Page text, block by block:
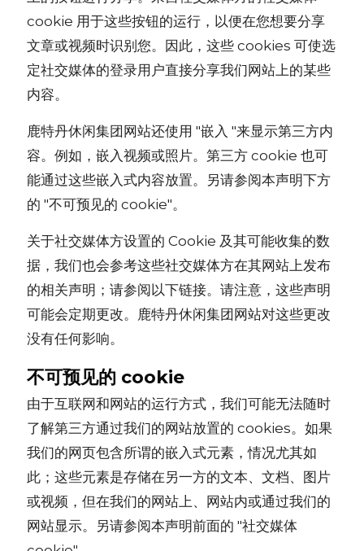
cookie 用于这些按钮的运行，以便在您想要分享
文章或视频时识别您。因此，这些 cookies 可使选
定社交媒体的登录用户直接分享我们网站上的某些
内容。
鹿特丹休闲集团网站还使用 "嵌入 "来显示第三方内
容。例如，嵌入视频或照片。第三方 cookie 也可
能通过这些嵌入式内容放置。另请参阅本声明下方
的 "不可预见的 cookie"。
关于社交媒体方设置的 Cookie 及其可能收集的数
据，我们也会参考这些社交媒体方在其网站上发布
的相关声明；请参阅以下链接。请注意，这些声明
可能会定期更改。鹿特丹休闲集团网站对这些更改
没有任何影响。
不可预见的 cookie
由于互联网和网站的运行方式，我们可能无法随时
了解第三方通过我们的网站放置的 cookies。如果
我们的网页包含所谓的嵌入式元素，情况尤其如
此；这些元素是存储在另一方的文本、文档、图片
或视频，但在我们的网站上、网站内或通过我们的
网站显示。另请参阅本声明前面的 "社交媒体